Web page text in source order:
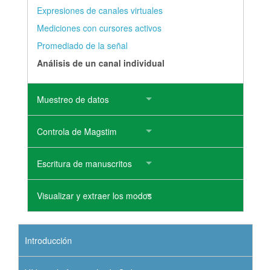
Expresiones de canales virtuales
Mediciones con cursores activos
Promediado de la señal
Análisis de un canal individual
Muestreo de datos
Controla de Magstim
Escritura de manuscritos
Visualizar y extraer los modos
Introducción